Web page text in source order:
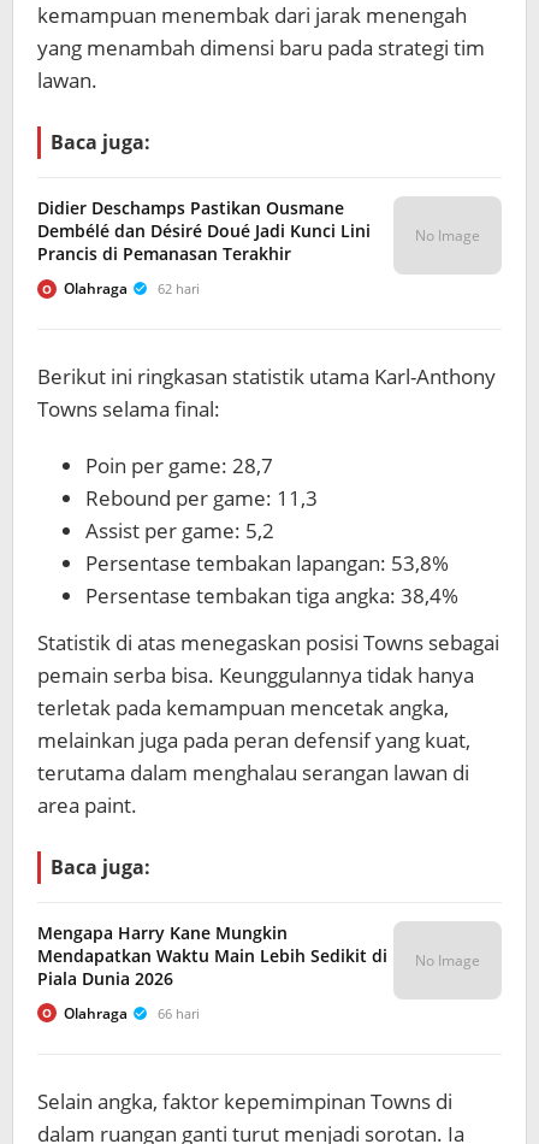
kemampuan menembak dari jarak menengah
yang menambah dimensi baru pada strategi tim
lawan.
Baca juga:
Didier Deschamps Pastikan Ousmane
Dembélé dan Désiré Doué Jadi Kunci Lini
Prancis di Pemanasan Terakhir
O Olahraga 62 hari
No Image
Berikut ini ringkasan statistik utama Karl-Anthony
Towns selama final:
Poin per game: 28,7
Rebound per game: 11,3
Assist per game: 5,2
Persentase tembakan lapangan: 53,8%
Persentase tembakan tiga angka: 38,4%
Statistik di atas menegaskan posisi Towns sebagai
pemain serba bisa. Keunggulannya tidak hanya
terletak pada kemampuan mencetak angka,
melainkan juga pada peran defensif yang kuat,
terutama dalam menghalau serangan lawan di
area paint.
Baca juga:
Mengapa Harry Kane Mungkin
Mendapatkan Waktu Main Lebih Sedikit di
Piala Dunia 2026
O Olahraga 66 hari
No Image
Selain angka, faktor kepemimpinan Towns di
dalam ruangan ganti turut menjadi sorotan. Ia